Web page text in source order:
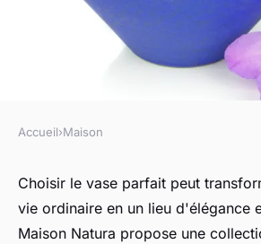
Maison natura :
vase parfait pour
Accueil›Maison
Choisir le vase parfait peut
vie ordinaire en un lieu d'élégance
Maison Natura propose une